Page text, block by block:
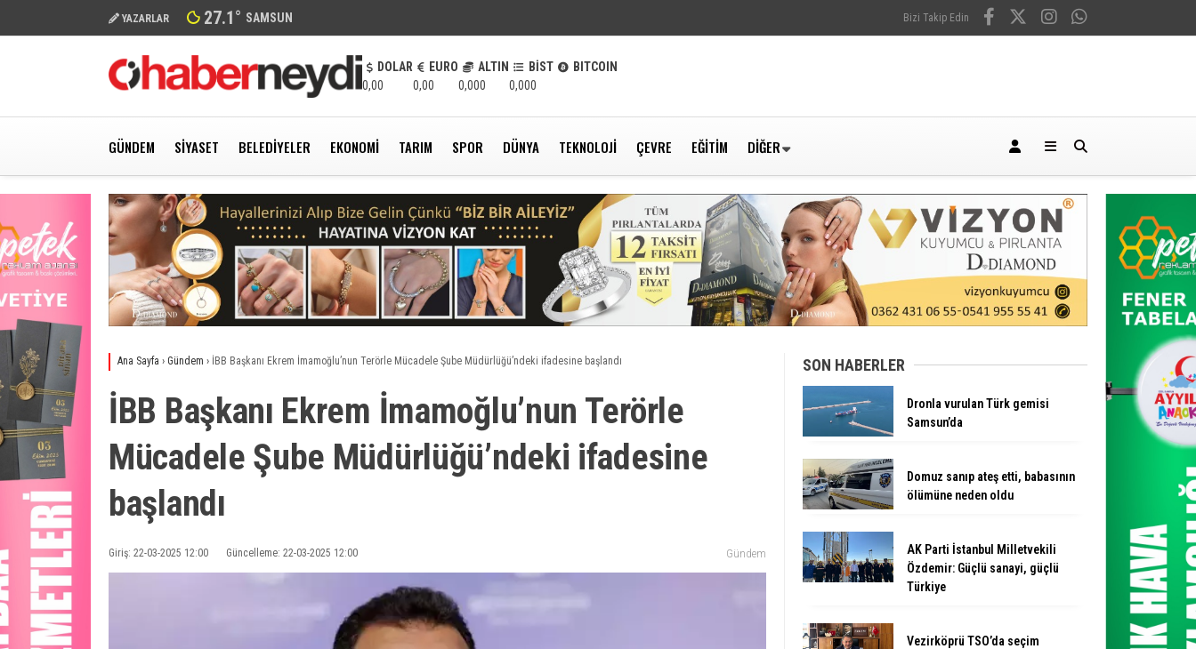
YAZARLAR 27.1° SAMSUN Bizi Takip Edin
DOLAR
0,00
EURO
0,00
ALTIN
0,000
BİST
0,000
BITCOIN
GÜNDEM SIYASET BELEDIYELER EKONOMI TARIM SPOR DÜNYA TEKNOLOJI ÇEVRE EĞITIM DIĞER
Ana Sayfa › Gündem › İBB Başkanı Ekrem İmamoğlu’nun Terörle Mücadele Şube Müdürlüğü’ndeki ifadesine başlandı
İBB Başkanı Ekrem İmamoğlu’nun Terörle
Mücadele Şube Müdürlüğü’ndeki ifadesine
başlandı
Giriş: 22-03-2025 12:00 Güncelleme: 22-03-2025 12:00 Gündem
SON HABERLER
Dronla vurulan Türk gemisi
Samsun’da
Domuz sanıp ateş etti, babasının
ölümüne neden oldu
AK Parti İstanbul Milletvekili
Özdemir: Güçlü sanayi, güçlü
Türkiye
Vezirköprü TSO’da seçim